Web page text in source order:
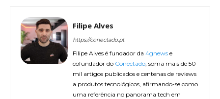
Filipe Alves
https://conectado.pt
Filipe Alves é fundador da 4gnews e
cofundador do Conectado, soma mais de 50
mil artigos publicados e centenas de reviews
a produtos tecnológicos, afirmando-se como
uma referência no panorama tech em